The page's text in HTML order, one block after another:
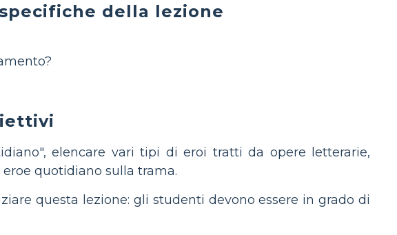
della lezione
elencare vari tipi di eroi tratti da opere letterarie,
quotidiano sulla trama.
questa lezione: gli studenti devono essere in grado di